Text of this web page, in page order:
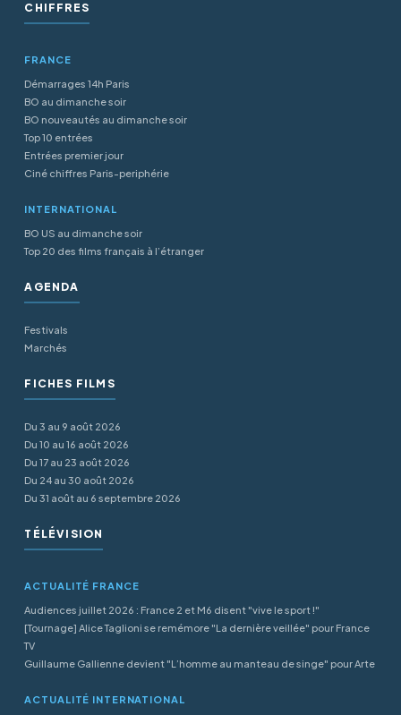
CHIFFRES
FRANCE
Démarrages 14h Paris
BO au dimanche soir
BO nouveautés au dimanche soir
Top 10 entrées
Entrées premier jour
Ciné chiffres Paris-periphérie
INTERNATIONAL
BO US au dimanche soir
Top 20 des films français à l’étranger
AGENDA
Festivals
Marchés
FICHES FILMS
Du 3 au 9 août 2026
Du 10 au 16 août 2026
Du 17 au 23 août 2026
Du 24 au 30 août 2026
Du 31 août au 6 septembre 2026
TÉLÉVISION
ACTUALITÉ FRANCE
Audiences juillet 2026 : France 2 et M6 disent "vive le sport !"
[Tournage] Alice Taglioni se remémore "La dernière veillée" pour France
TV
Guillaume Gallienne devient "L’homme au manteau de singe" pour Arte
ACTUALITÉ INTERNATIONAL